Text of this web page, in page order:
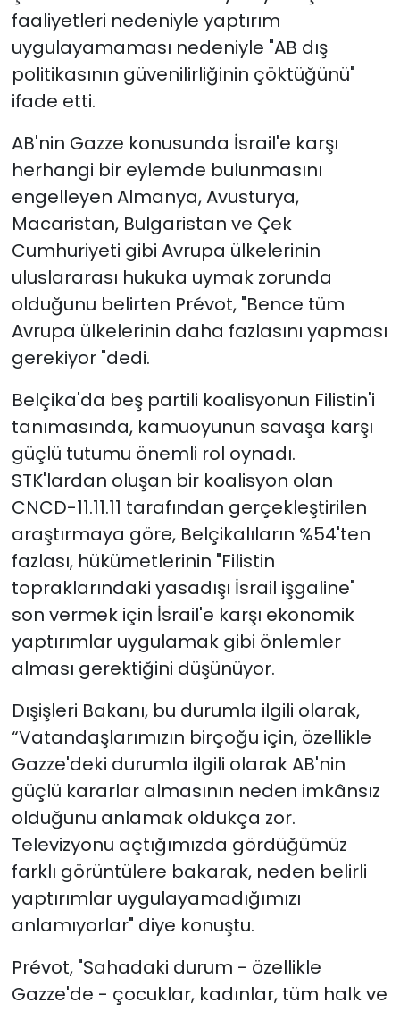
faaliyetleri nedeniyle yaptırım
uygulayamaması nedeniyle "AB dış
politikasının güvenilirliğinin çöktüğünü"
ifade etti.
AB'nin Gazze konusunda İsrail'e karşı
herhangi bir eylemde bulunmasını
engelleyen Almanya, Avusturya,
Macaristan, Bulgaristan ve Çek
Cumhuriyeti gibi Avrupa ülkelerinin
uluslararası hukuka uymak zorunda
olduğunu belirten Prévot, "Bence tüm
Avrupa ülkelerinin daha fazlasını yapması
gerekiyor "dedi.
Belçika'da beş partili koalisyonun Filistin'i
tanımasında, kamuoyunun savaşa karşı
güçlü tutumu önemli rol oynadı.
STK'lardan oluşan bir koalisyon olan
CNCD-11.11.11 tarafından gerçekleştirilen
araştırmaya göre, Belçikalıların %54'ten
fazlası, hükümetlerinin "Filistin
topraklarındaki yasadışı İsrail işgaline"
son vermek için İsrail'e karşı ekonomik
yaptırımlar uygulamak gibi önlemler
alması gerektiğini düşünüyor.
Dışişleri Bakanı, bu durumla ilgili olarak,
“Vatandaşlarımızın birçoğu için, özellikle
Gazze'deki durumla ilgili olarak AB'nin
güçlü kararlar almasının neden imkânsız
olduğunu anlamak oldukça zor.
Televizyonu açtığımızda gördüğümüz
farklı görüntülere bakarak, neden belirli
yaptırımlar uygulayamadığımızı
anlamıyorlar" diye konuştu.
Prévot, "Sahadaki durum - özellikle
Gazze'de - çocuklar, kadınlar, tüm halk ve